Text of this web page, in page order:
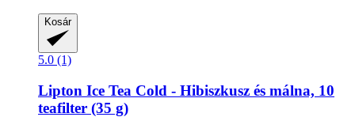
Kosár
5.0 (1)
Lipton Ice Tea Cold -​ Hibiszkusz és málna, 10
teafilter (35 g)